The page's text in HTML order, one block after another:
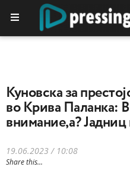
Куновска за
во Крива Паланка:
внимание,а?
19.06.2023 / 10:08
Share this...